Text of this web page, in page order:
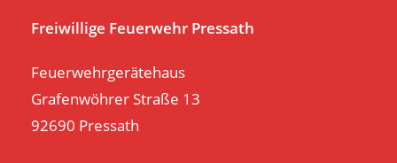
Freiwillige Feuerwehr Pressath
Feuerwehrgerätehaus
Grafenwöhrer Straße 13
92690 Pressath